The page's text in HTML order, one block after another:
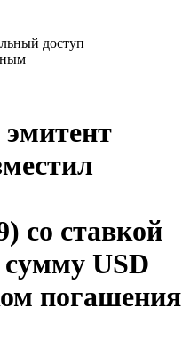
доступ
со ставкой
USD
погашения